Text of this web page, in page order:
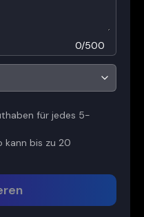
0/500
für jedes 5-
kann bis zu 20